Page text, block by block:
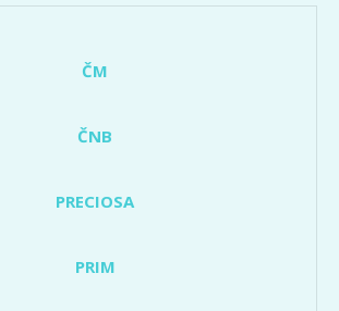
ČM
ČNB
PRECIOSA
PRIM